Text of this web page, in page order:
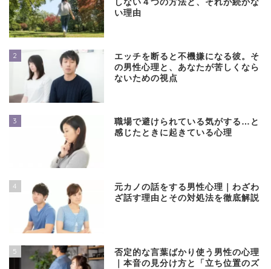
しない４つの方法と、それが続かな
い理由
2
エッチを断ると不機嫌になる彼。そ
の男性心理と、あなたが苦しくなら
ないための視点
3
職場で避けられている気がする…と
感じたときに起きている心理
4
元カノの話をする男性心理｜わざわ
ざ話す理由とその対処法を徹底解説
5
否定的な言葉ばかり使う男性の心理
｜本音の見分け方と「立ち位置のズ